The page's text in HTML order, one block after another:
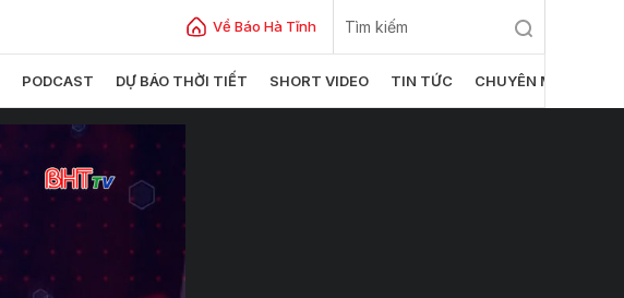
Về Báo Hà Tĩnh
PODCAST DỰ BÁO THỜI TIẾT SHORT VIDEO TIN TỨC CHUYÊN MỤC